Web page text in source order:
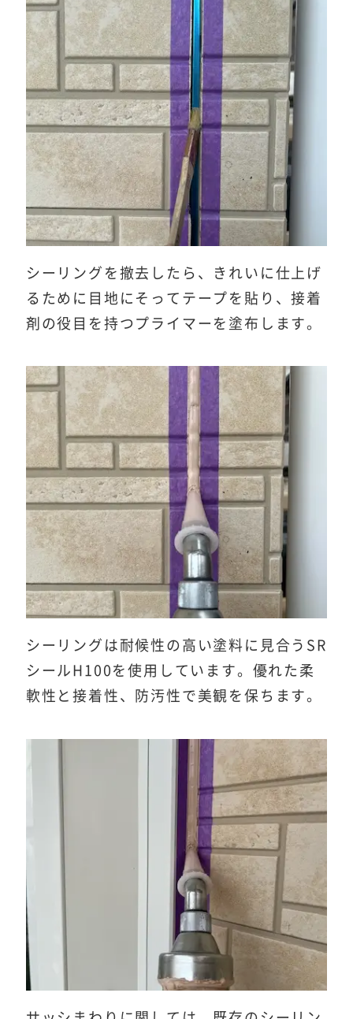
シーリングを撤去したら、きれいに仕上げ
るために目地にそってテープを貼り、接着
剤の役目を持つプライマーを塗布します。
シーリングは耐候性の高い塗料に見合うSR
シールH100を使用しています。優れた柔
軟性と接着性、防汚性で美観を保ちます。